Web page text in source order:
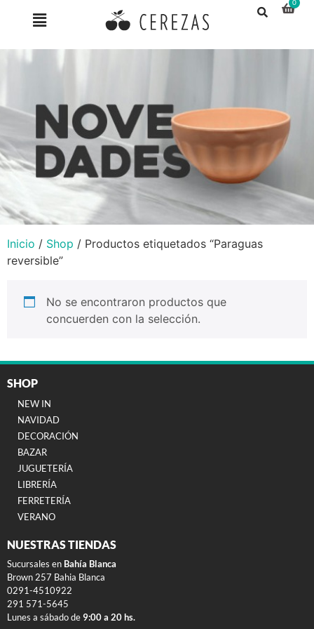
Inicio / Shop / Productos etiquetados “Paraguas
reversible”
No se encontraron productos que
concuerden con la selección.
SHOP
NEW IN
NAVIDAD
DECORACIÓN
BAZAR
JUGUETERÍA
LIBRERÍA
FERRETERÍA
VERANO
NUESTRAS TIENDAS
Sucursales en Bahía Blanca
Brown 257 Bahia Blanca
0291-4510922
291 571-5645
Lunes a sábado de 9:00 a 20 hs.